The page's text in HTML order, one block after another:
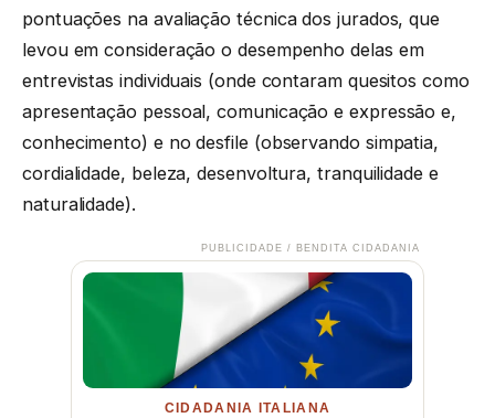
pontuações na avaliação técnica dos jurados, que
levou em consideração o desempenho delas em
entrevistas individuais (onde contaram quesitos como
apresentação pessoal, comunicação e expressão e,
conhecimento) e no desfile (observando simpatia,
cordialidade, beleza, desenvoltura, tranquilidade e
naturalidade).
PUBLICIDADE / BENDITA CIDADANIA
CIDADANIA ITALIANA